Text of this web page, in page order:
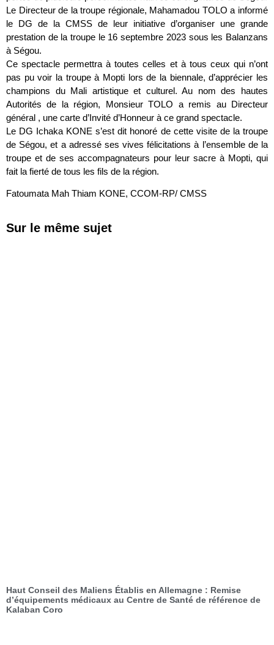
Le Directeur de la troupe régionale, Mahamadou TOLO a informé
le DG de la CMSS de leur initiative d’organiser une grande
prestation de la troupe le 16 septembre 2023 sous les Balanzans
à Ségou.
Ce spectacle permettra à toutes celles et à tous ceux qui n’ont
pas pu voir la troupe à Mopti lors de la biennale, d’apprécier les
champions du Mali artistique et culturel. Au nom des hautes
Autorités de la région, Monsieur TOLO a remis au Directeur
général , une carte d’Invité d’Honneur à ce grand spectacle.
Le DG Ichaka KONE s’est dit honoré de cette visite de la troupe
de Ségou, et a adressé ses vives félicitations à l’ensemble de la
troupe et de ses accompagnateurs pour leur sacre à Mopti, qui
fait la fierté de tous les fils de la région.
Fatoumata Mah Thiam KONE, CCOM-RP/ CMSS
Sur le même sujet
Haut Conseil des Maliens Établis en Allemagne : Remise
d’équipements médicaux au Centre de Santé de référence de
Kalaban Coro